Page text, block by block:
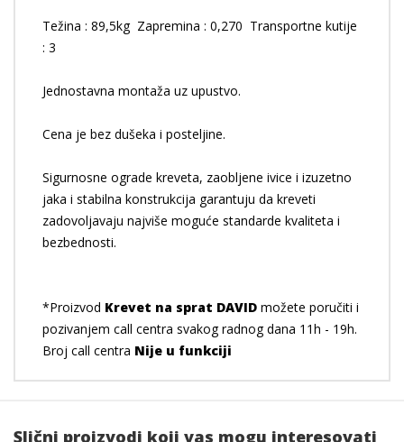
Težina : 89,5kg Zapremina : 0,270 Transportne kutije
: 3
Jednostavna montaža uz upustvo.
Cena je bez dušeka i posteljine.
Sigurnosne ograde kreveta, zaobljene ivice i izuzetno
jaka i stabilna konstrukcija garantuju da kreveti
zadovoljavaju najviše moguće standarde kvaliteta i
bezbednosti.
*Proizvod Krevet na sprat DAVID možete poručiti i
pozivanjem call centra svakog radnog dana 11h - 19h.
Broj call centra Nije u funkciji
Slični proizvodi koji vas mogu interesovati